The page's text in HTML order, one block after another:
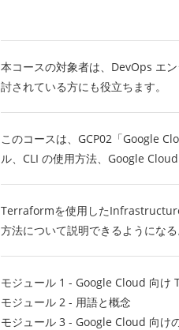
本コースの対象者は、DevOps エ
討されている方にも役立ちます。
このコースは、GCP02「Google
ル、CLI の使用方法、Google
Terraformを使用した
方法について説明できるようになる
モジュール 1 - Google Cloud 向け
モジュール 2 - 用語と概念
モジュール 3 - Google Cloud 向け